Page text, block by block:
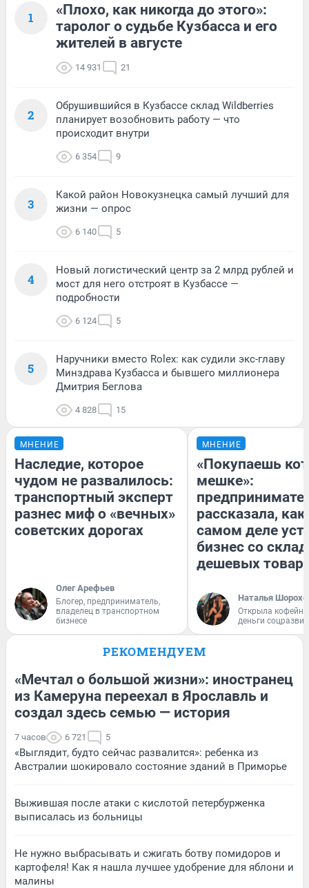
1
«Плохо, как никогда до этого»:
таролог о судьбе Кузбасса и его
жителей в августе
14 931 21
2
Обрушившийся в Кузбассе склад Wildberries
планирует возобновить работу — что
происходит внутри
6 354 9
3
Какой район Новокузнецка самый лучший для
жизни — опрос
6 140 5
4
Новый логистический центр за 2 млрд рублей и
мост для него отстроят в Кузбассе —
подробности
6 124 5
5
Наручники вместо Rolex: как судили экс-главу
Минздрава Кузбасса и бывшего миллионера
Дмитрия Беглова
4 828 15
МНЕНИЕ
Наследие, которое
чудом не развалилось:
транспортный эксперт
разнес миф о «вечных»
советских дорогах
Олег Арефьев
Блогер, предприниматель,
владелец в транспортном
бизнесе
МНЕНИЕ
«Покупаешь
мешке»:
рассказала, как
самом деле
бизнес со
дешевых
Наталья
Открыла
деньги
РЕКОМЕНДУЕМ
«Мечтал о большой жизни»: иностранец
из Камеруна переехал в Ярославль и
создал здесь семью — история
7 часов 6 721 5
«Выглядит, будто сейчас развалится»: ребенка из
Австралии шокировало состояние зданий в Приморье
Выжившая после атаки с кислотой петербурженка
выписалась из больницы
Не нужно выбрасывать и сжигать ботву помидоров и
картофеля! Как я нашла лучшее удобрение для яблони и
малины